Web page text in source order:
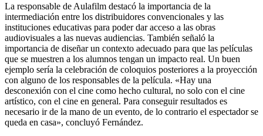
La responsable de Aulafilm destacó la importancia de la
intermediación entre los distribuidores convencionales y las
instituciones educativas para poder dar acceso a las obras
audiovisuales a las nuevas audiencias. También señaló la
importancia de diseñar un contexto adecuado para que las películas
que se muestren a los alumnos tengan un impacto real. Un buen
ejemplo sería la celebración de coloquios posteriores a la proyección
con alguno de los responsables de la película. «Hay una
desconexión con el cine como hecho cultural, no solo con el cine
artístico, con el cine en general. Para conseguir resultados es
necesario ir de la mano de un evento, de lo contrario el espectador se
queda en casa», concluyó Fernández.